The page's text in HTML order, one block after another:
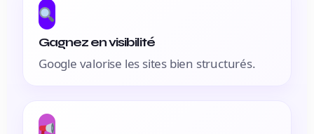
Gagnez en visibilité
Google valorise les sites bien structurés.